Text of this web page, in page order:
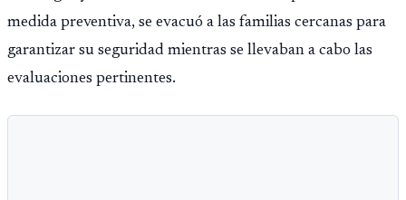
medida preventiva, se evacuó a las familias cercanas para
garantizar su seguridad mientras se llevaban a cabo las
evaluaciones pertinentes.